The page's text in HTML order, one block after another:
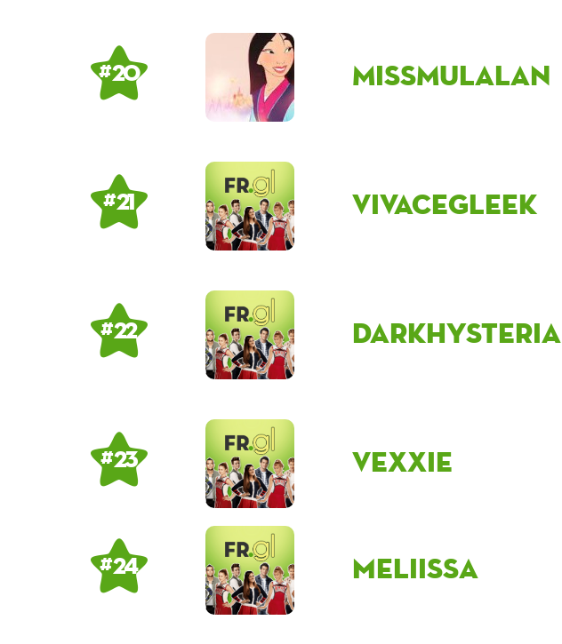
# 20 MissMulalan
# 21 VivaceGleek
# 22 DarkHysteria
# 23 Vexxie
# 24 meliissa